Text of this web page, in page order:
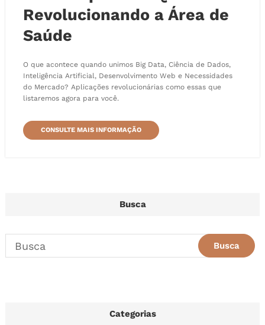
Revolucionando a Área de
Saúde
O que acontece quando unimos Big Data, Ciência de Dados,
Inteligência Artificial, Desenvolvimento Web e Necessidades
do Mercado? Aplicações revolucionárias como essas que
listaremos agora para você.
CONSULTE MAIS INFORMAÇÃO
Busca
Categorias